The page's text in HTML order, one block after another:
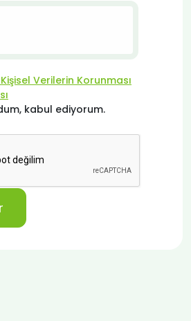
Verilerin Korunması
kabul ediyorum.